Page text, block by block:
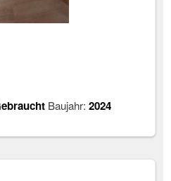
Baujahr:2024